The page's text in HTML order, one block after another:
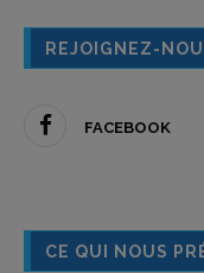
REJOIGNEZ-
FACEBOOK
CE QUI NOUS